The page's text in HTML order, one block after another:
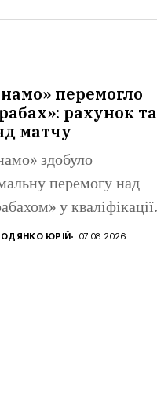
перемогло
рахунок та
матчу
здобуло
перемогу над
у кваліфікації
Матвій
ЮРІЙ 07.08.2026